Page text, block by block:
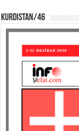
KURDISTAN/46